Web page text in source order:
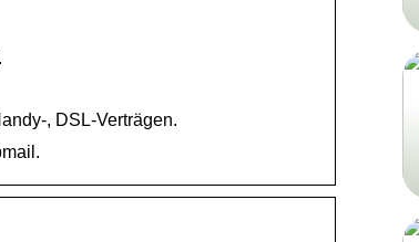
, DSL-Verträgen.